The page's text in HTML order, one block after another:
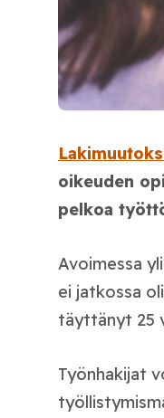
oikeuden
pelkoa
Avoimessa
ei jatkossa
täyttänyt 25
Työnhakijat